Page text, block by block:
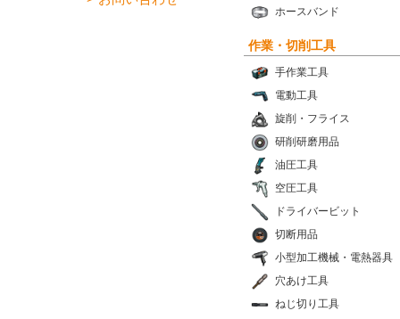
ホースバンド
作業・切削工具
手作業工具
電動工具
旋削・フライス
研削研磨用品
油圧工具
空圧工具
ドライバービット
切断用品
小型加工機械・電熱器具
穴あけ工具
ねじ切り工具